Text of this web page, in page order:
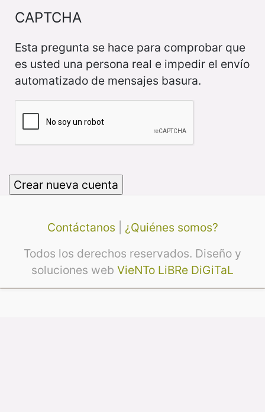
CAPTCHA
Esta pregunta se hace para comprobar que
es usted una persona real e impedir el envío
automatizado de mensajes basura.
Contáctanos
¿Quiénes somos?
Todos los derechos reservados. Diseño y
soluciones web VieNTo LiBRe DiGiTaL